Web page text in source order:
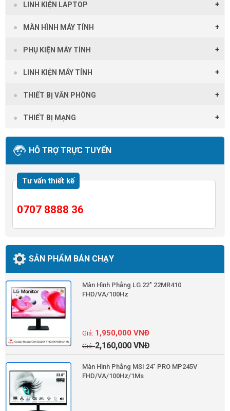
LINH KIỆN LAPTOP
MÀN HÌNH MÁY TÍNH
PHỤ KIỆN MÁY TÍNH
LINH KIỆN MÁY TÍNH
THIẾT BỊ VĂN PHÒNG
THIẾT BỊ MẠNG
HỖ TRỢ TRỰC TUYẾN
Tư vấn thiết kế
0707 8888 36
SẢN PHẨM BÁN CHẠY
Màn Hình Phẳng LG 22" 22MR410
FHD/VA/100Hz
2,160,000VNĐ
1,950,000VNĐ
Màn Hình Phẳng MSI 24" PRO MP245V
FHD/VA/100Hz/1Ms